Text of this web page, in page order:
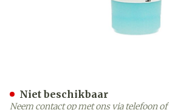
Niet beschikbaar
Neem contact op met ons via telefoon